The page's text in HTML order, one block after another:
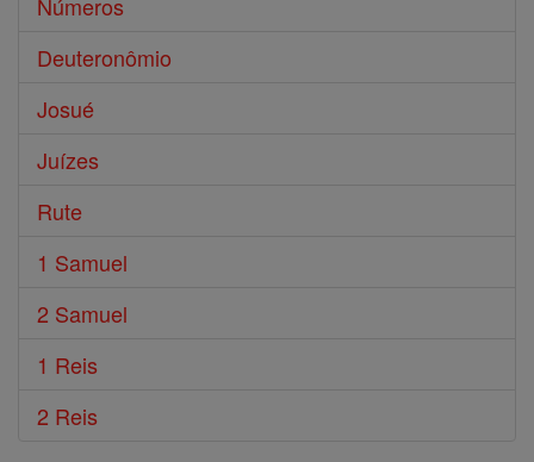
Números
Deuteronômio
Josué
Juízes
Rute
1 Samuel
2 Samuel
1 Reis
2 Reis